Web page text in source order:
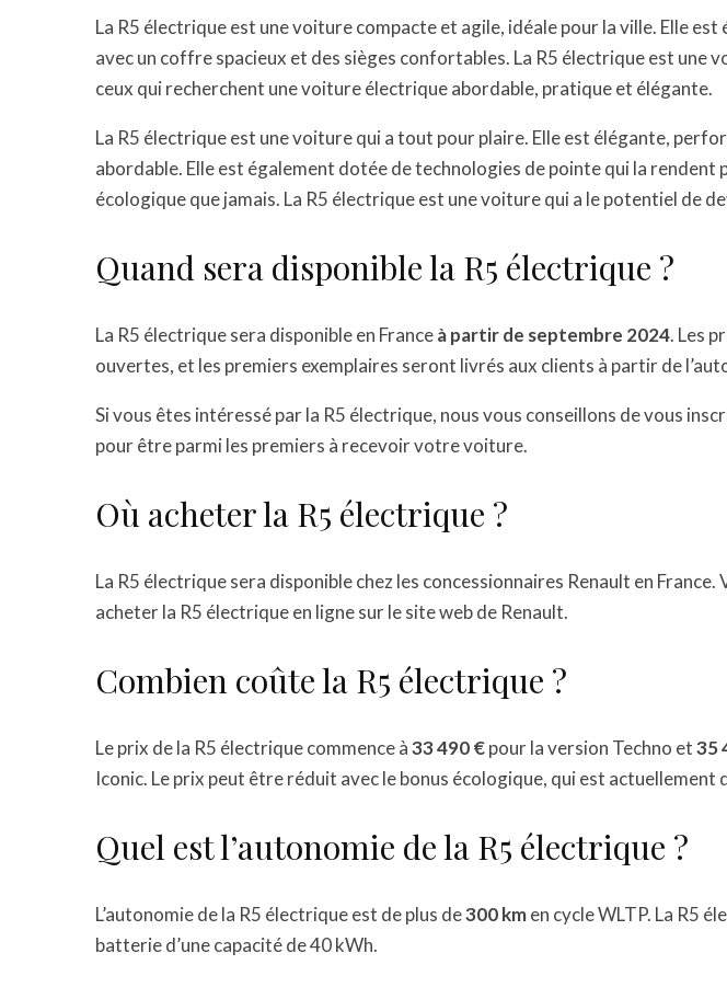
La R5 électrique est une voiture compacte et agile, idéale pour la ville. Elle
avec un coffre spacieux et des sièges confortables. La R5 électrique est une
ceux qui recherchent une voiture électrique abordable, pratique et élégante.
La R5 électrique est une voiture qui a tout pour plaire. Elle est élégante,
abordable. Elle est également dotée de technologies de pointe qui la rendent
écologique que jamais. La R5 électrique est une voiture qui a le potentiel de
Quand sera disponible la R5 électrique ?
La R5 électrique sera disponible en Franceà partir de septembre 2024. Les
ouvertes, et les premiers exemplaires seront livrés aux clients à partir de
Si vous êtes intéressé par la R5 électrique, nous vous conseillons de vous
pour être parmi les premiers à recevoir votre voiture.
Où acheter la R5 électrique ?
La R5 électrique sera disponible chez les concessionnaires Renault en France.
acheter la R5 électrique en ligne sur le site web de Renault.
Combien coûte la R5 électrique ?
Le prix de la R5 électrique commence à33 490 €pour la version Techno et35
Iconic. Le prix peut être réduit avec le bonus écologique, qui est actuellement
Quel est l’autonomie de la R5 électrique ?
L’autonomie de la R5 électrique est de plus de300 kmen cycle WLTP. La R5
batterie d’une capacité de 40 kWh.